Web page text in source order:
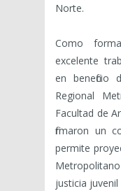
Norte.
Como
excelente
en beneficio
Regional
Facultad de
firmaron un
permite
justicia